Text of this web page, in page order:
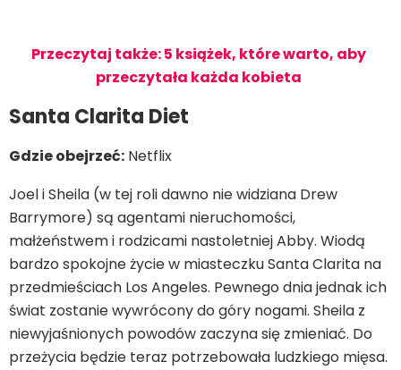
Przeczytaj także: 5 książek, które warto, aby
przeczytała każda kobieta
Santa Clarita Diet
Gdzie obejrzeć: Netflix
Joel i Sheila (w tej roli dawno nie widziana Drew
Barrymore) są agentami nieruchomości,
małżeństwem i rodzicami nastoletniej Abby. Wiodą
bardzo spokojne życie w miasteczku Santa Clarita na
przedmieściach Los Angeles. Pewnego dnia jednak ich
świat zostanie wywrócony do góry nogami. Sheila z
niewyjaśnionych powodów zaczyna się zmieniać. Do
przeżycia będzie teraz potrzebowała ludzkiego mięsa.